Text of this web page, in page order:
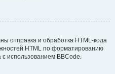
отправка и обработка HTML-кода
HTML по форматированию
использованием BBCode.